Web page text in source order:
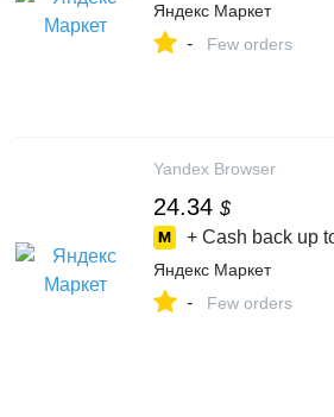
Яндекс Маркет
- Few orders
Yandex Browser
24.34 $
+ Cash back up
Яндекс Маркет
- Few orders